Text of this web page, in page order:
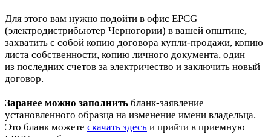
Для этого вам нужно подойти в офис EPCG
(электродистрибьютер Черногории) в вашей општине,
захватить с собой копию договора купли-продажи, копию
листа собственности, копию личного документа, один
из последних счетов за электричество и заключить новый
договор.
Заранее можно заполнить бланк-заявление
установленного образца на изменение имени владельца.
Это бланк можете скачать здесь и прийти в приемную